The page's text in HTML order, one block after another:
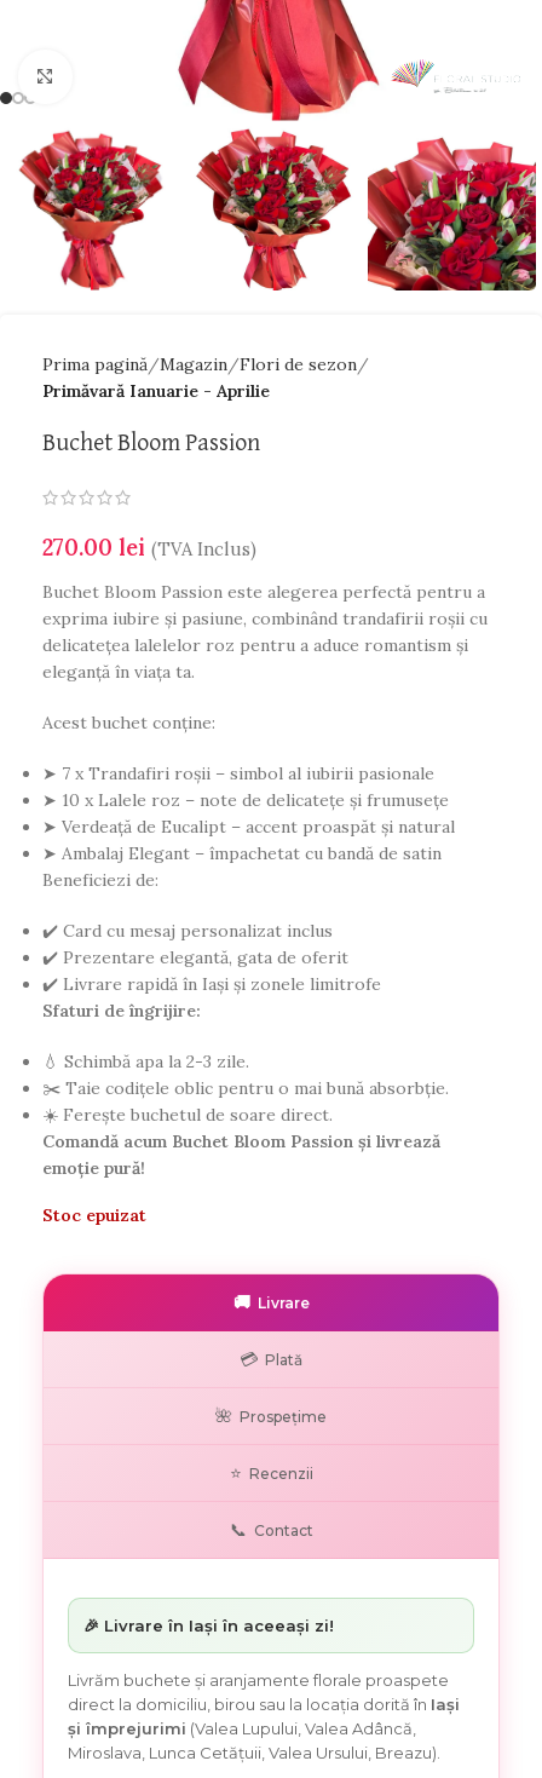
Faceți click pentru a mări
Prima pagină Magazin Flori de sezon
Primăvară Ianuarie - Aprilie
Buchet Bloom Passion
270.00 lei (TVA Inclus)
Buchet Bloom Passion este alegerea perfectă pentru a
exprima iubire și pasiune, combinând trandafirii roșii cu
delicatețea lalelelor roz pentru a aduce romantism și
eleganță în viața ta.
Acest buchet conține:
➤ 7 x Trandafiri roșii – simbol al iubirii pasionale
➤ 10 x Lalele roz – note de delicatețe și frumusețe
➤ Verdeață de Eucalipt – accent proaspăt și natural
➤ Ambalaj Elegant – împachetat cu bandă de satin
Beneficiezi de:
✔️ Card cu mesaj personalizat inclus
✔️ Prezentare elegantă, gata de oferit
✔️ Livrare rapidă în Iași și zonele limitrofe
Sfaturi de îngrijire:
💧 Schimbă apa la 2-3 zile.
✂️ Taie codițele oblic pentru o mai bună absorbție.
☀️ Ferește buchetul de soare direct.
Comandă acum Buchet Bloom Passion și livrează
emoție pură!
Stoc epuizat
🚚 Livrare
💳 Plată
🌺 Prospețime
⭐ Recenzii
📞 Contact
🎉 Livrare în Iași în aceeași zi!
Livrăm buchete și aranjamente florale proaspete
direct la domiciliu, birou sau la locația dorită în Iași
și împrejurimi (Valea Lupului, Valea Adâncă,
Miroslava, Lunca Cetățuii, Valea Ursului, Breazu).